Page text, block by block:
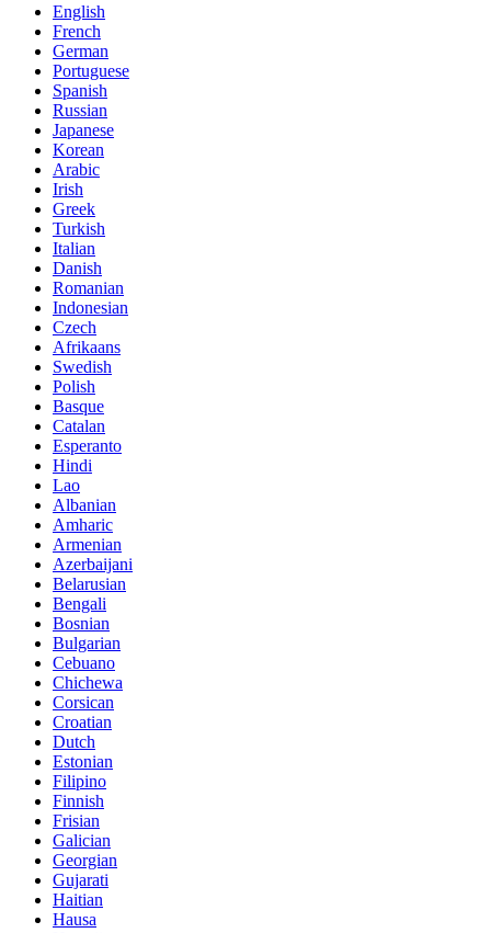
English
French
German
Portuguese
Spanish
Russian
Japanese
Korean
Arabic
Irish
Greek
Turkish
Italian
Danish
Romanian
Indonesian
Czech
Afrikaans
Swedish
Polish
Basque
Catalan
Esperanto
Hindi
Lao
Albanian
Amharic
Armenian
Azerbaijani
Belarusian
Bengali
Bosnian
Bulgarian
Cebuano
Chichewa
Corsican
Croatian
Dutch
Estonian
Filipino
Finnish
Frisian
Galician
Georgian
Gujarati
Haitian
Hausa